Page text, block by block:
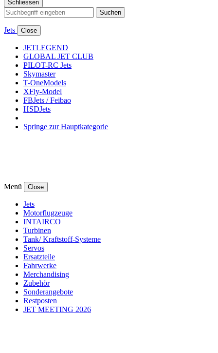
Schliessen
Suchen
Jets Close
JETLEGEND
GLOBAL JET CLUB
PILOT-RC Jets
Skymaster
T-OneModels
XFly-Model
FBJets / Feibao
HSDJets
Springe zur Hauptkategorie
Menü Close
Jets
Motorflugzeuge
INTAIRCO
Turbinen
Tank/ Kraftstoff-Systeme
Servos
Ersatzteile
Fahrwerke
Merchandising
Zubehör
Sonderangebote
Restposten
JET MEETING 2026